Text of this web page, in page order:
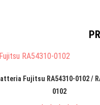
Fujitsu RA54310-0102 /
0102